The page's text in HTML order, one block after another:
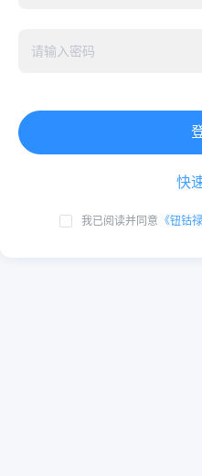
快
我已阅读并同意 《钮钴